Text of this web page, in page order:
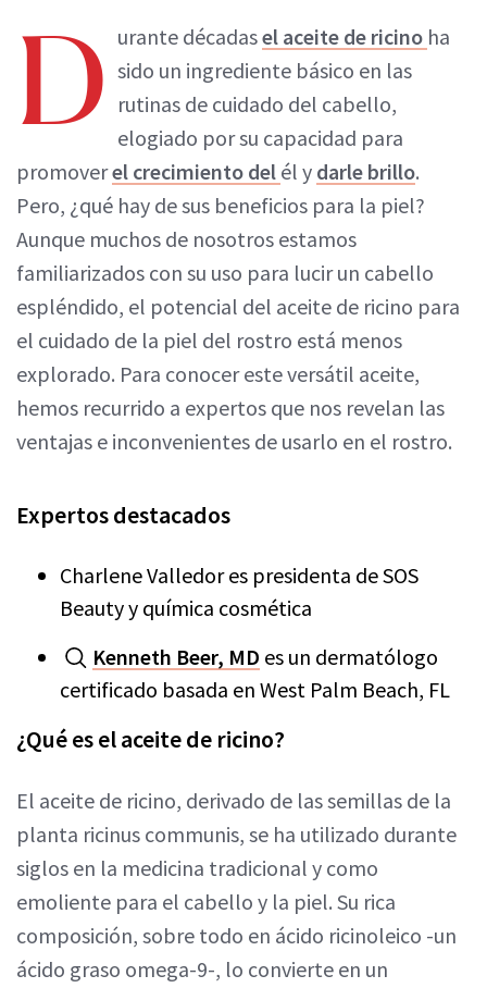
D urante décadasel aceite de ricino ha
sido un ingrediente básico en las
rutinas de cuidado del cabello,
elogiado por su capacidad para
promoverel crecimiento del él y darle brillo.
Pero, ¿qué hay de sus beneficios para la piel?
Aunque muchos de nosotros estamos
familiarizados con su uso para lucir un cabello
espléndido, el potencial del aceite de ricino para
el cuidado de la piel del rostro está menos
explorado. Para conocer este versátil aceite,
hemos recurrido a expertos que nos revelan las
ventajas e inconvenientes de usarlo en el rostro.
Expertos destacados
Charlene Valledor es presidenta de SOS
Beauty y química cosmética
Kenneth Beer, MD es un dermatólogo
certificado basada en West Palm Beach, FL
¿Qué es el aceite de ricino?
El aceite de ricino, derivado de las semillas de la
planta ricinus communis, se ha utilizado durante
siglos en la medicina tradicional y como
emoliente para el cabello y la piel. Su rica
composición, sobre todo en ácido ricinoleico -un
ácido graso omega-9-, lo convierte en un